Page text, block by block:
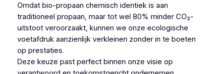
Omdat bio-propaan chemisch identiek is aan
traditioneel propaan, maar tot wel 80% minder CO₂-
uitstoot veroorzaakt, kunnen we onze ecologische
voetafdruk aanzienlijk verkleinen zonder in te boeten
op prestaties.
Deze keuze past perfect binnen onze visie op